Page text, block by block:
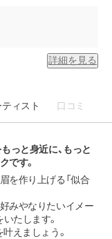
１回追加
詳細を見る
ィスト 口コミ
っと身近に、もっと
です。
を作り上げる「似合
みやなりたいイメー
たします。
えましょう。